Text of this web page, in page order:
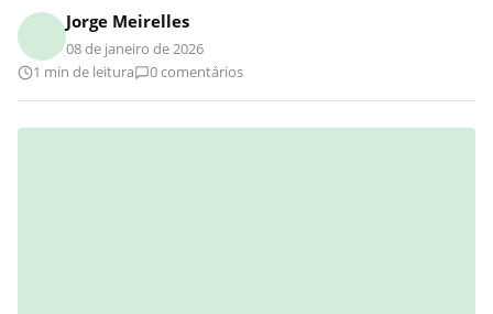
Jorge Meirelles
08 de janeiro de 2026
1 min de leitura
0 comentários